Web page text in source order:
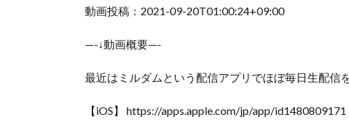
動画投稿：2021-09-20T01:00:24+09:00
—-↓動画概要—-
最近はミルダムという配信アプリでほぼ毎日生配信
【iOS】 https://apps.apple.com/jp/app/id1480809171